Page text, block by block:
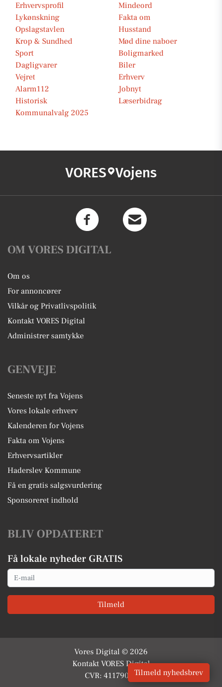
Erhvervsprofil
Mindeord
Lykønskning
Fakta om
Opslagstavlen
Husstand
Krop & Sundhed
Mød dine naboer
Sport
Boligmarked
Dagligvarer
Biler
Vejret
Erhverv
Alarm112
Jobnyt
Historisk
Læserbidrag
Kommunalvalg 2025
VORES Vojens
OM VORES DIGITAL
Om os
For annoncører
Vilkår og Privatlivspolitik
Kontakt VORES Digital
Administrer samtykke
GENVEJE
Seneste nyt fra Vojens
Vores lokale erhverv
Kalenderen for Vojens
Fakta om Vojens
Erhvervsartikler
Haderslev Kommune
Få en gratis salgsvurdering
Sponsoreret indhold
BLIV OPDATERET
Få lokale nyheder GRATIS
Email
Tilmeld
Vores Digital © 2026
Kontakt VORES Digital
CVR: 41179082Tilmeld nyhedsbrev